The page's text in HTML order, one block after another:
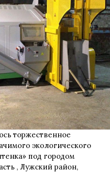
торжественное
экологического
под городом
, Лужский район,